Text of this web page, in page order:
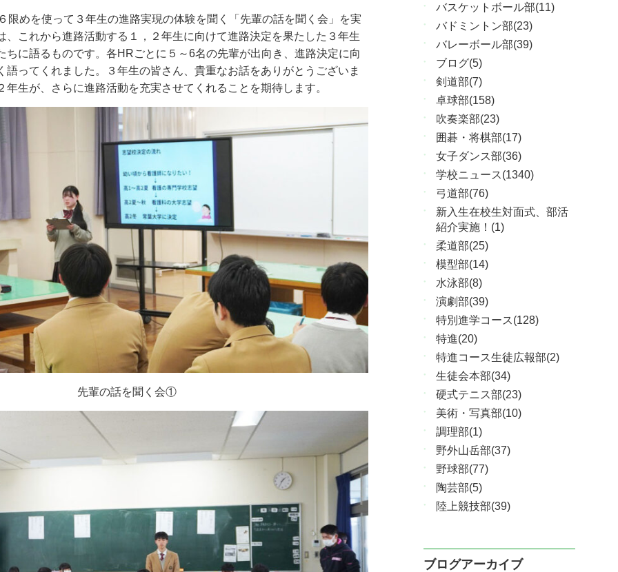
限めを使って３年生の進路実現の体験を聞く「先輩の話を聞く会」を実
、これから進路活動する１，２年生に向けて進路決定を果たした３年生
ちに語るものです。各HRごとに５～6名の先輩が出向き、進路決定に向
語ってくれました。３年生の皆さん、貴重なお話をありがとうございま
年生が、さらに進路活動を充実させてくれることを期待します。
先輩の話を聞く会①
バスケットボール部(11)
バドミントン部(23)
バレーボール部(39)
ブログ(5)
剣道部(7)
卓球部(158)
吹奏楽部(23)
囲碁・将棋部(17)
女子ダンス部(36)
学校ニュース(1340)
弓道部(76)
新入生在校生対面式、部活
紹介実施！(1)
柔道部(25)
模型部(14)
水泳部(8)
演劇部(39)
特別進学コース(128)
特進(20)
特進コース生徒広報部(2)
生徒会本部(34)
硬式テニス部(23)
美術・写真部(10)
調理部(1)
野外山岳部(37)
野球部(77)
陶芸部(5)
陸上競技部(39)
ブログアーカイブ